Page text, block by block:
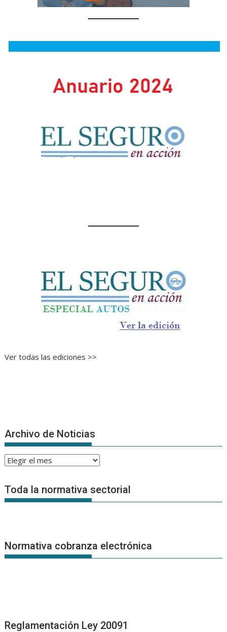
Ver todas las ediciones >>
Archivo de Noticias
Archivo
Noticias
Toda la normativa sectorial
Normativa cobranza electrónica
Reglamentación Ley 20091